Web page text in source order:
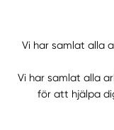
Vi har samlat alla
Vi har samlat alla
för att hjälpa